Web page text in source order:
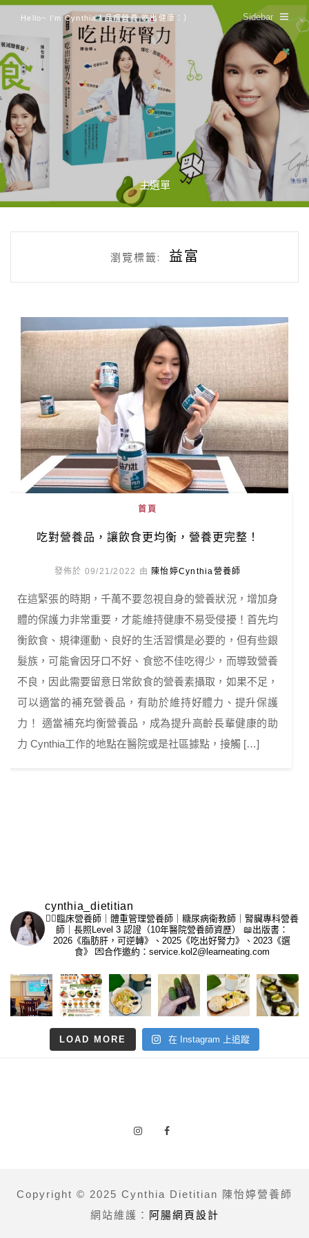
Hello~ I'm Cynthia！品嚐營養 吃出健康：） Sidebar
主選單
瀏覽標籤: 益富
首頁
吃對營養品，讓飲食更均衡，營養更完整！
發佈於 09/21/2022 由 陳怡婷Cynthia營養師
在這緊張的時期，千萬不要忽視自身的營養狀況，增加身
體的保護力非常重要，才能維持健康不易受侵擾！首先均
衡飲食、規律運動、良好的生活習慣是必要的，但有些銀
髮族，可能會因牙口不好、食慾不佳吃得少，而導致營養
不良，因此需要留意日常飲食的營養素攝取，如果不足，
可以適當的補充營養品，有助於維持好體力、提升保護
力！ 適當補充均衡營養品，成為提升高齡長輩健康的助
力 Cynthia工作的地點在醫院或是社區據點，接觸 […]
cynthia_dietitian
👩‍⚕️臨床營養師｜體重管理營養師｜糖尿病衛教師｜腎臟專科營養
師｜長照Level 3 認證（10年醫院營養師資歷）
📖出版書：
2026《脂肪肝，可逆轉》、2025《吃出好腎力》、2023《選
食》
💌合作邀約：service.kol2@learneating.com
LOAD MORE 在 Instagram 上追蹤
Copyright © 2025 Cynthia Dietitian 陳怡婷營養師
網站維護： 阿腸網頁設計